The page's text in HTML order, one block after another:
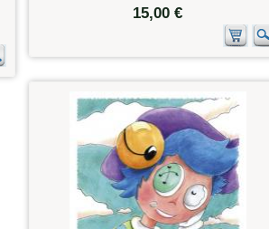
15,00 €